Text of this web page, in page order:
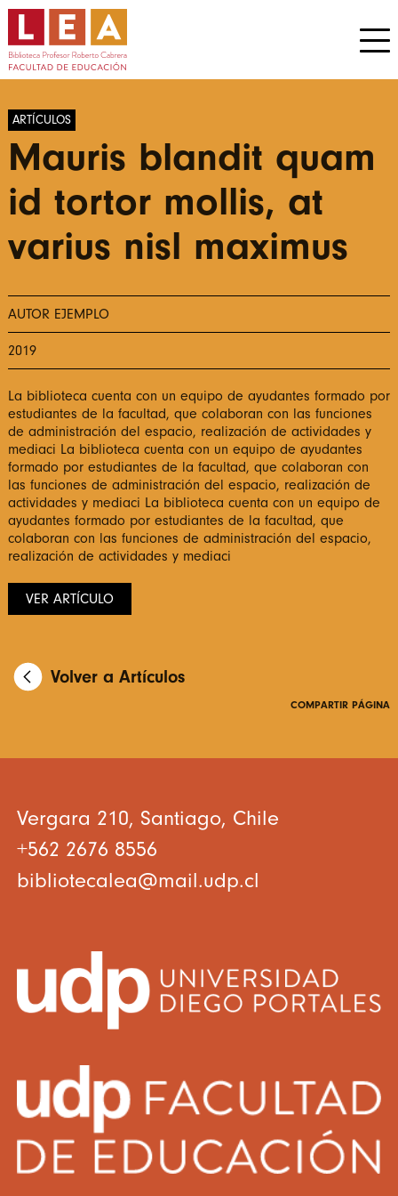
ARTÍCULOS
Mauris blandit quam
id tortor mollis, at
varius nisl maximus
AUTOR EJEMPLO
2019
La biblioteca cuenta con un equipo de ayudantes formado por
estudiantes de la facultad, que colaboran con las funciones
de administración del espacio, realización de actividades y
mediaci La biblioteca cuenta con un equipo de ayudantes
formado por estudiantes de la facultad, que colaboran con
las funciones de administración del espacio, realización de
actividades y mediaci La biblioteca cuenta con un equipo de
ayudantes formado por estudiantes de la facultad, que
colaboran con las funciones de administración del espacio,
realización de actividades y mediaci
VER ARTÍCULO
Volver a Artículos
COMPARTIR PÁGINA
Vergara 210, Santiago, Chile
+562 2676 8556
bibliotecalea@mail.udp.cl